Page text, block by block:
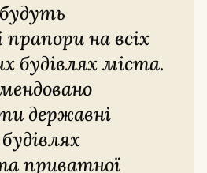
на всіх
будівлях міста.
державні
приватної